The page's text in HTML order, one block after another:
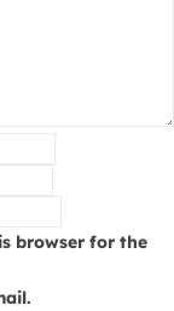
browser for the